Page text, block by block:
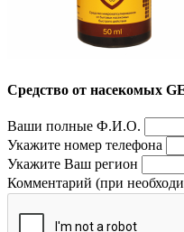
Средство от насекомых
Ваши полные Ф.И.О.
Укажите номер телефона
Укажите Ваш регион
Комментарий (при